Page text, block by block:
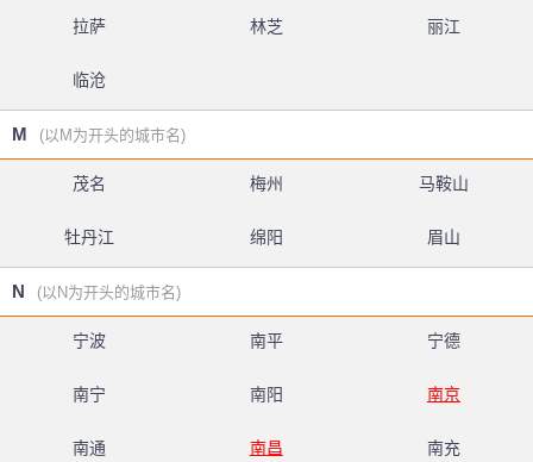
拉萨 林芝 丽江
临沧
M (以M为开头的城市名)
茂名 梅州 马鞍山
牡丹江 绵阳 眉山
N (以N为开头的城市名)
宁波 南平 宁德
南宁 南阳 南京
南通 南昌 南充